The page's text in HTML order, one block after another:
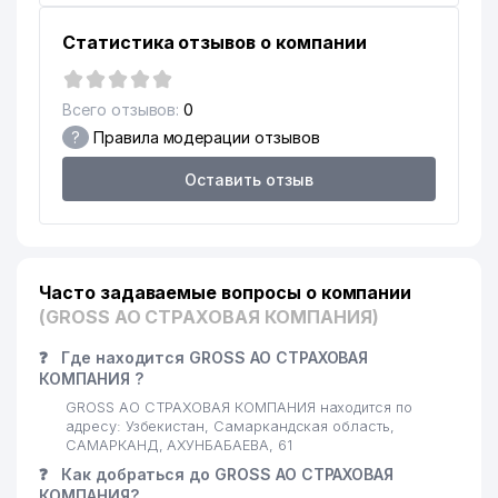
Статистика отзывов о компании
Всего отзывов: 0
? Правила модерации отзывов
Оставить отзыв
Часто задаваемые вопросы о компании
(GROSS АО СТРАХОВАЯ КОМПАНИЯ)
❓
Где находится GROSS АО СТРАХОВАЯ
КОМПАНИЯ ?
GROSS АО СТРАХОВАЯ КОМПАНИЯ находится по
адресу: Узбекистан, Самаркандская область,
САМАРКАНД, АХУНБАБАЕВА, 61
❓
Как добраться до GROSS АО СТРАХОВАЯ